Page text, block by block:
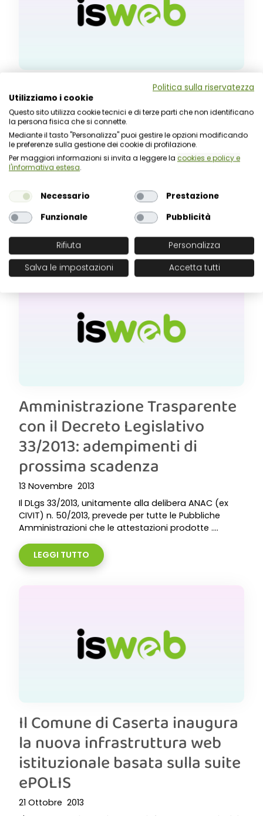
eTRASPARENZA: la soluzione
definitiva per l'adeguamento
normativo di enti e istituzioni
di ogni tipologia
21 Novembre 2013
gestione deglle informazioni in ottemperanza al
quadro normativo vigente e alla relativa ....
LEGGI TUTTO
Amministrazione Trasparente
con il Decreto Legislativo
33/2013: adempimenti di
prossima scadenza
13 Novembre 2013
Il DLgs 33/2013, unitamente alla delibera ANAC (ex
CIVIT) n. 50/2013, prevede per tutte le Pubbliche
Amministrazioni che le attestazioni prodotte ....
LEGGI TUTTO
Il Comune di Caserta inaugura
la nuova infrastruttura web
istituzionale basata sulla suite
ePOLIS
21 Ottobre 2013
Politica sulla riservatezza
Utilizziamo i cookie
Questo sito utilizza cookie tecnici e di terze parti che non identificano
la persona fisica che si connette.
Mediante il tasto "Personalizza" puoi gestire le opzioni modificando
le preferenze sulla gestione dei cookie di profilazione.
Per maggiori informazioni si invita a leggere la cookies e policy e
l'informativa estesa.
Necessario
Prestazione
Funzionale
Pubblicità
Rifiuta
Personalizza
Salva le impostazioni
Accetta tutti